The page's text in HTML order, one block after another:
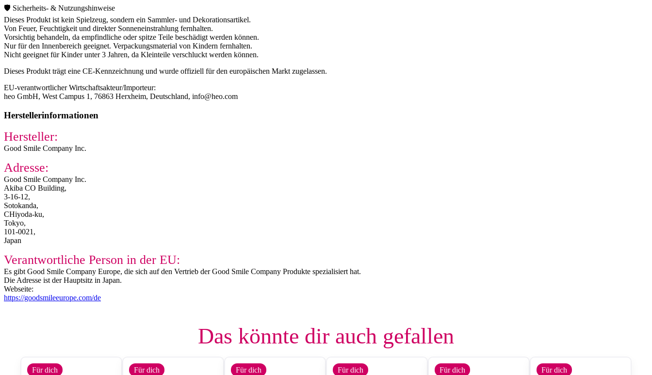
🛡️ Sicherheits- & Nutzungshinweise
Dieses Produkt ist kein Spielzeug, sondern ein Sammler- und Dekorationsartikel.
Von Feuer, Feuchtigkeit und direkter Sonneneinstrahlung fernhalten.
Vorsichtig behandeln, da empfindliche oder spitze Teile beschädigt werden können.
Nur für den Innenbereich geeignet. Verpackungsmaterial von Kindern fernhalten.
Nicht geeignet für Kinder unter 3 Jahren, da Kleinteile verschluckt werden können.
Dieses Produkt trägt eine CE-Kennzeichnung und wurde offiziell für den europäischen Markt zugelassen.
EU-verantwortlicher Wirtschaftsakteur/Importeur:
heo GmbH, West Campus 1, 76863 Herxheim, Deutschland, info@heo.com
Herstellerinformationen
Hersteller:
Good Smile Company Inc.
Adresse:
Good Smile Company Inc.
Akiba CO Building,
3-16-12,
Sotokanda,
CHiyoda-ku,
Tokyo,
101-0021,
Japan
Verantwortliche Person in der EU:
Es gibt Good Smile Company Europe, die sich auf den Vertrieb der Good Smile Company Produkte spezialisiert hat.
Die Adresse ist der Hauptsitz in Japan.
Webseite:
https://goodsmileeurope.com/de
Das könnte dir auch gefallen
Für dich Für dich Für dich Für dich Für dich Für dich